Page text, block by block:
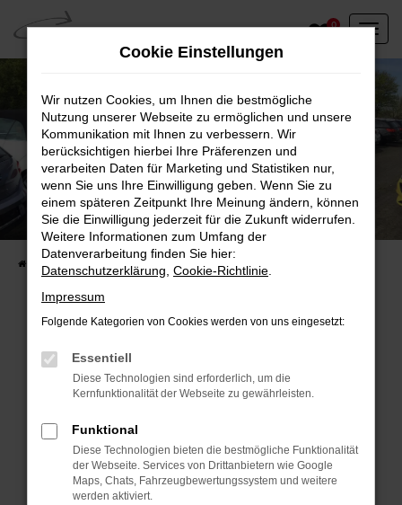
Zum
Hauptinhalt
springen
0
Unser Fahrzeugbestand vor Ort
Entdecken Sie unsere sofort verfügbaren
Fahrzeugangebote
Fehler: Network Error
Beim Laden ist ein Fehler aufgetreten.
Hier sind ein paar Tipps, die dir helfen können:
Überprüfe deine Firewall und deine
Internetverbindung.
Laden andere Webseiten, zum Beispiel deine
Suchmaschine?
Cookie Einstellungen
Wir nutzen Cookies, um Ihnen die bestmögliche
Nutzung unserer Webseite zu ermöglichen und unsere
Kommunikation mit Ihnen zu verbessern. Wir
berücksichtigen hierbei Ihre Präferenzen und
verarbeiten Daten für Marketing und Statistiken nur,
wenn Sie uns Ihre Einwilligung geben. Wenn Sie zu
einem späteren Zeitpunkt Ihre Meinung ändern, können
Sie die Einwilligung jederzeit für die Zukunft widerrufen.
Weitere Informationen zum Umfang der
Datenverarbeitung finden Sie hier:
Datenschutzerklärung Cookie-Richtlinie
Impressum
Folgende Kategorien von Cookies werden von uns eingesetzt:
Essentiell
Diese Technologien sind erforderlich, um die
Kernfunktionalität der Webseite zu gewährleisten.
Funktional
Diese Technologien bieten die bestmögliche Funktionalität
der Webseite. Services von Drittanbietern wie Google
Maps, Chats, Fahrzeugbewertungssystem und weitere
werden aktiviert.